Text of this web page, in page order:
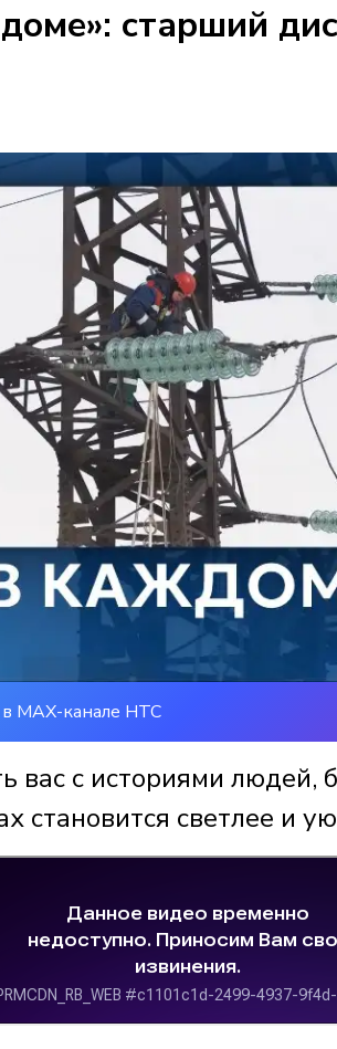
старший
MAX-канале НТС
вас с историями людей,
становится светлее и